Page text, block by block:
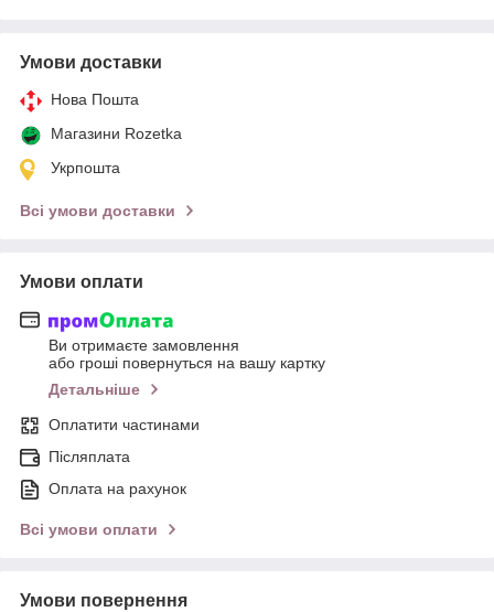
Умови доставки
Нова Пошта
Магазини Rozetka
Укрпошта
Всі умови доставки
Умови оплати
Ви отримаєте замовлення
або гроші повернуться на вашу картку
Детальніше
Оплатити частинами
Післяплата
Оплата на рахунок
Всі умови оплати
Умови повернення